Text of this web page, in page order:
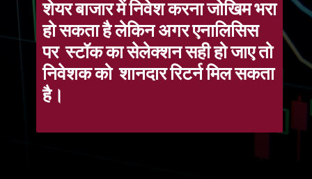
शेयर बाजार में निवेश करना जोखिम भरा
हो सकता है लेकिन अगर एनालिसिस
पर स्टॉक का सेलेक्शन सही हो जाए तो
निवेशक को शानदार रिटर्न मिल सकता
है।